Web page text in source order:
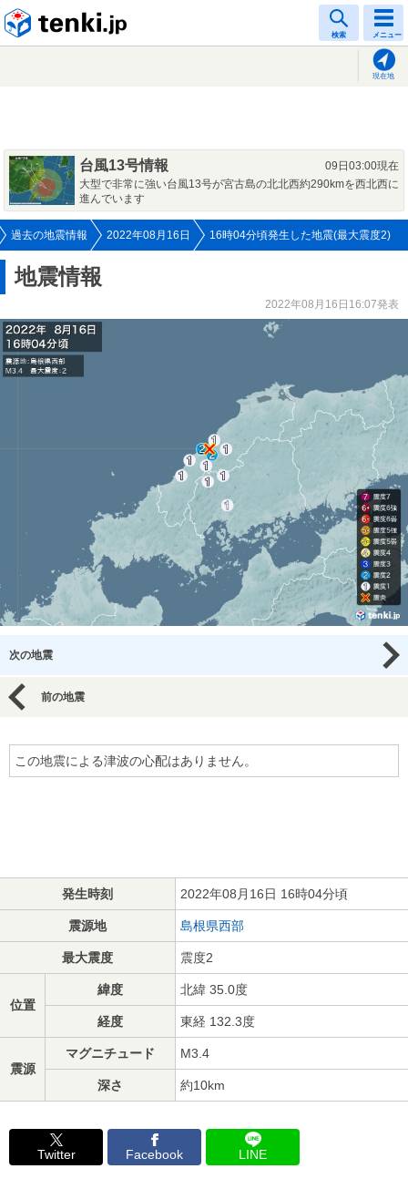
検索 メニュー
現在地
台風13号情報
09日03:00現在
大型で非常に強い台風13号が宮古島の北北西約290kmを西北西に
進んでいます
過去の地震情報 2022年08月16日 16時04分頃発生した地震(最大震度2)
地震情報
2022年08月16日16:07発表
次の地震
前の地震
この地震による津波の心配はありません。
発生時刻 2022年08月16日 16時04分頃
震源地 島根県西部
最大震度 震度2
位置
緯度 北緯 35.0度
経度 東経 132.3度
震源
マグニチュード M3.4
深さ 約10km
Twitter Facebook LINE